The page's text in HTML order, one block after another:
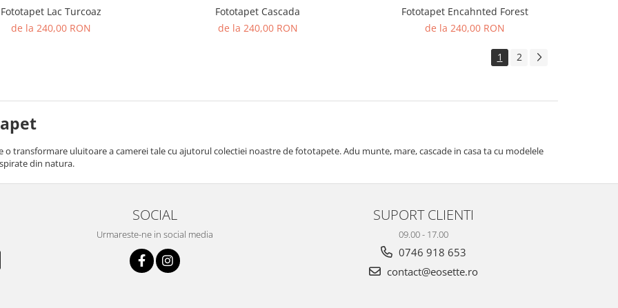
Fototapet Lac Turcoaz
de la 240,00 RON
Fototapet Cascada
de la 240,00 RON
Fototapet Encahnted Forest
de la 240,00 RON
1 2
o transformare uluitoare a camerei tale cu ajutorul colectiei noastre de fototapete. Adu munte, mare, cascade in casa ta cu modelele
din natura.
SOCIAL
Urmareste-ne in social media
SUPORT CLIENTI
09.00 - 17.00
0746 918 653
contact@eosette.ro